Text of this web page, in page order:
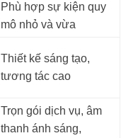
Phù hợp sự kiện quy
mô nhỏ và vừa
Thiết kế sáng tạo,
tương tác cao
Trọn gói dịch vụ, âm
thanh ánh sáng,